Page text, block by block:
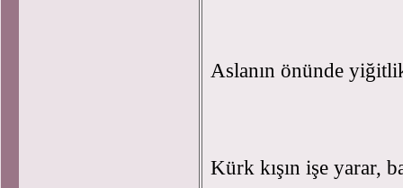
Aslanın önünde
Kürk kışın işe yarar,